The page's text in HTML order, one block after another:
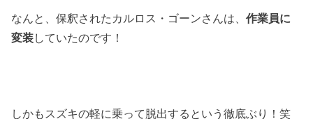
なんと、保釈されたカルロス・ゴーンさんは、作業員に
変装していたのです！
しかもスズキの軽に乗って脱出するという徹底ぶり！笑